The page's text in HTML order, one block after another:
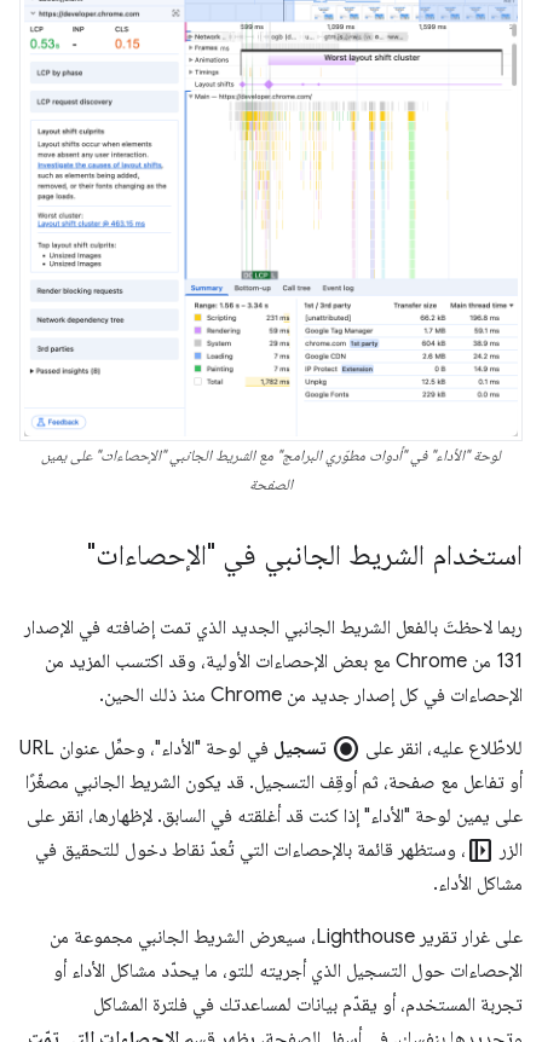
لوحة "الأداء" في "أدوات مطوّري البرامج" مع الشريط الجانبي "الإحصاءات" على يمين
الصفحة
استخدام الشريط الجانبي في "الإحصاءات"
ربما لاحظتَ بالفعل الشريط الجانبي الجديد الذي تمت إضافته في الإصدار
131 من Chrome مع بعض الإحصاءات الأولية، وقد اكتسب المزيد من
الإحصاءات في كل إصدار جديد من Chrome منذ ذلك الحين.
للاطّلاع عليه، انقر على radio_button_checked تسجيل
في لوحة "الأداء"، وحمِّل عنوان URL
أو تفاعل مع صفحة، ثم أوقِف التسجيل. قد يكون الشريط الجانبي مصغّرًا
على يمين لوحة "الأداء" إذا كنت قد أغلقته في السابق. لإظهارها، انقر على
الزر left_panel_open ، وستظهر قائمة بالإحصاءات التي تُعدّ نقاط دخول للتحقيق في
مشاكل الأداء.
على غرار تقرير Lighthouse، سيعرض الشريط الجانبي مجموعة من
الإحصاءات حول التسجيل الذي أجريته للتو، ما يحدّد مشاكل الأداء أو
تجربة المستخدم، أو يقدّم بيانات لمساعدتك في فلترة المشاكل